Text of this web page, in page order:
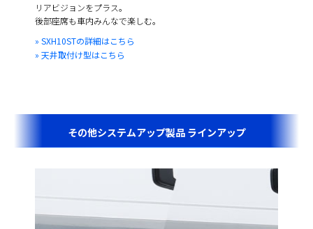
リアビジョンをプラス。
後部座席も車内みんなで楽しむ。
» SXH10STの詳細はこちら
» 天井取付け型はこちら
その他システムアップ製品 ラインアップ